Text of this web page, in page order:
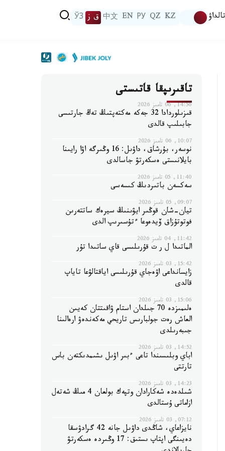
تالداۋ KZ
QZ
РУ
EN
中文 ق ز ЎЗ
تاقىرىپقا قاتىستى
14:56, 06 تامىز 2026
قىزىلوردادا 32 جەكە مەكتەپتىڭ تەڭ جارتىسى
جابىلىپ قالدى
10:07, 06 تامىز 2026
نوسەر، بۇرشاق، داۋىل: 16 وڭىرگە اۋا رايىنا
بايلانىستى ەسكەرتۋ جاسالدى
11:40, 05 تامىز 2026
سەكسەن باتىردىڭ كىسەسى
09:07, 05 تامىز 2026
تيان-شان قوڭىر ايۋىنىڭ سيرەك ساتتەرىن
فوتوتۇزاق ۆيدەوعا ءتۇسىرىپ الدى
11:42, 04 تامىز 2026
الماتىدا ل ر ت قۇرىلىسى قاي ساتىدا تۇر
15:42, 03 تامىز 2026
زايسانداعى اۋەجاي قۇرىلىسى اياقتالۋعا تاياپ
قالدى
15:06, 03 تامىز 2026
ەلىمىزدە 70 جىلدان استام ۋاقىتتان كەيىن
العاش رەت جولبارىس تاريحي مەكەندەۋ ارەالىنا
جىبەرىلدى
14:52, 03 تامىز 2026
اباي وبلىسىندا تاعى ءبىر اۋىل ىشىمدىكتەن باس
تارتتى
14:23, 03 تامىز 2026
شىلدەدە شەكارادان وتپەك بولعان 4 مىڭ شەتەل
ازاماتى ۇستالدى
07:12, 03 تامىز 2026
نايزاعاي، شاڭدى داۋىل جانە 42 گرادۋسقا
دەيىنگى اپتاپ ىستىق: 17 وڭىردە ەسكەرتۋ